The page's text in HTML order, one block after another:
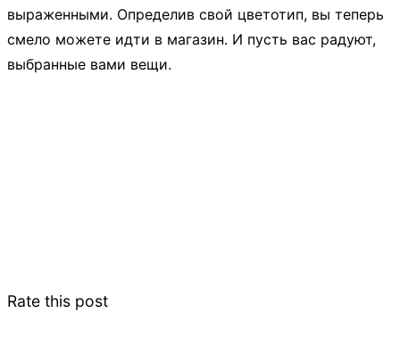
выраженными. Определив свой цветотип, вы теперь
смело можете идти в магазин. И пусть вас радуют,
выбранные вами вещи.
Rate this post